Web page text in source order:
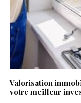
Valorisation
votre meilleur